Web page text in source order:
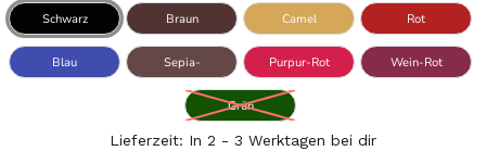
Schwarz Braun Camel Rot
Blau
Sepia-
Braun
Purpur-Rot Wein-Rot
Grün
Lieferzeit: In 2 - 3 Werktagen bei dir